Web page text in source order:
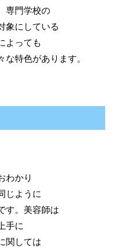
専門学校の
象にしている
よっても
特色があります。
わかり
じように
す。美容師は
手に
関しては